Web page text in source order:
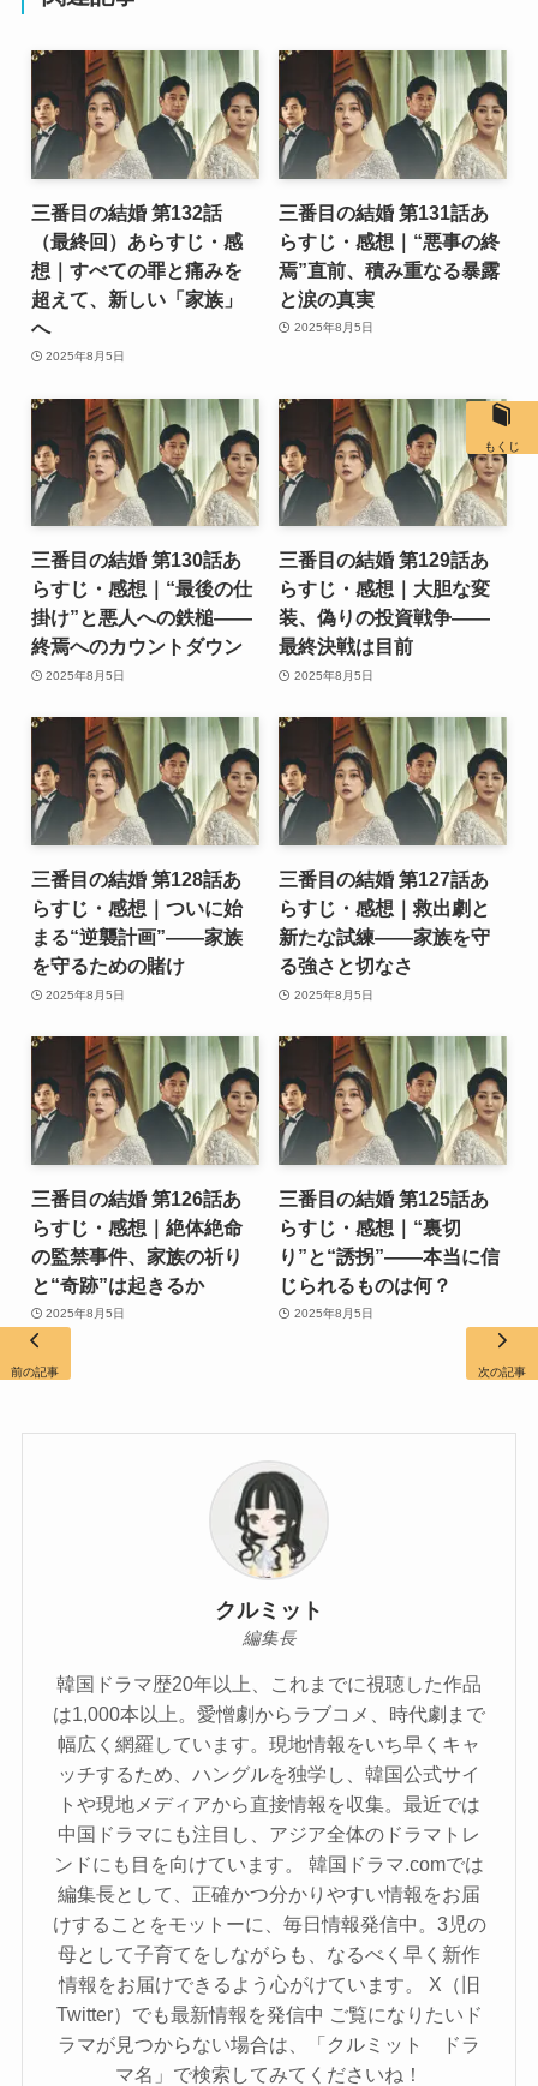
三番目の結婚 第132話
（最終回）あらすじ・感
想｜すべての罪と痛みを
超えて、新しい「家族」
へ
2025年8月5日
三番目の結婚 第131話あ
らすじ・感想｜“悪事の終
焉”直前、積み重なる暴露
と涙の真実
2025年8月5日
三番目の結婚 第130話あ
らすじ・感想｜“最後の仕
掛け”と悪人への鉄槌――
終焉へのカウントダウン
2025年8月5日
三番目の結婚 第129話あ
らすじ・感想｜大胆な変
装、偽りの投資戦争――
最終決戦は目前
2025年8月5日
三番目の結婚 第128話あ
らすじ・感想｜ついに始
まる“逆襲計画”――家族
を守るための賭け
2025年8月5日
三番目の結婚 第127話あ
らすじ・感想｜救出劇と
新たな試練――家族を守
る強さと切なさ
2025年8月5日
三番目の結婚 第126話あ
らすじ・感想｜絶体絶命
の監禁事件、家族の祈り
と“奇跡”は起きるか
2025年8月5日
三番目の結婚 第125話あ
らすじ・感想｜“裏切
り”と“誘拐”――本当に信
じられるものは何？
2025年8月5日
クルミット
編集長
韓国ドラマ歴20年以上、これまでに視聴した作品
は1,000本以上。愛憎劇からラブコメ、時代劇まで
幅広く網羅しています。現地情報をいち早くキャ
ッチするため、ハングルを独学し、韓国公式サイ
トや現地メディアから直接情報を収集。最近では
中国ドラマにも注目し、アジア全体のドラマトレ
ンドにも目を向けています。 韓国ドラマ.comでは
編集長として、正確かつ分かりやすい情報をお届
けすることをモットーに、毎日情報発信中。3児の
母として子育てをしながらも、なるべく早く新作
情報をお届けできるよう心がけています。 X（旧
Twitter）でも最新情報を発信中 ご覧になりたいド
ラマが見つからない場合は、「クルミット ドラ
マ名」で検索してみてくださいね！
前の記事 次の記事
もくじ